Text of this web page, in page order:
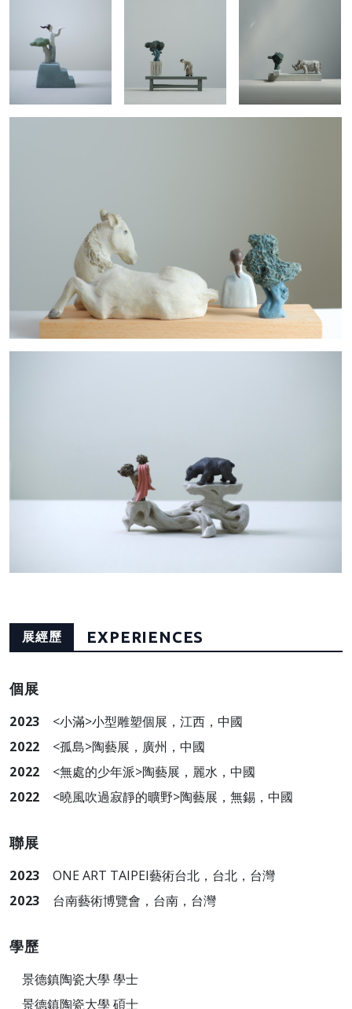
展經歷 EXPERIENCES
個展
2023
<小滿>小型雕塑個展，江西，中國
2022
<孤島>陶藝展，廣州，中國
2022
<無處的少年派>陶藝展，麗水，中國
2022
<曉風吹過寂靜的曠野>陶藝展，無錫，中國
聯展
2023
ONE ART TAIPEI藝術台北，台北，台灣
2023
台南藝術博覽會，台南，台灣
學歷
景德鎮陶瓷大學 學士
景德鎮陶瓷大學 碩士